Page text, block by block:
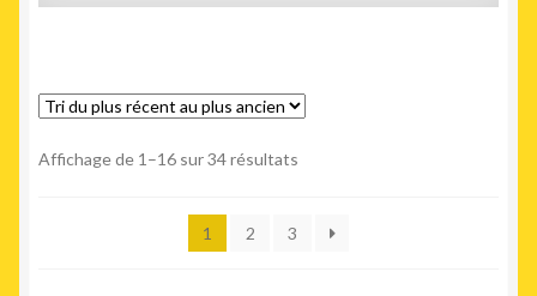
Affichage de 1–16 sur 34 résultats
récent
1 2 3